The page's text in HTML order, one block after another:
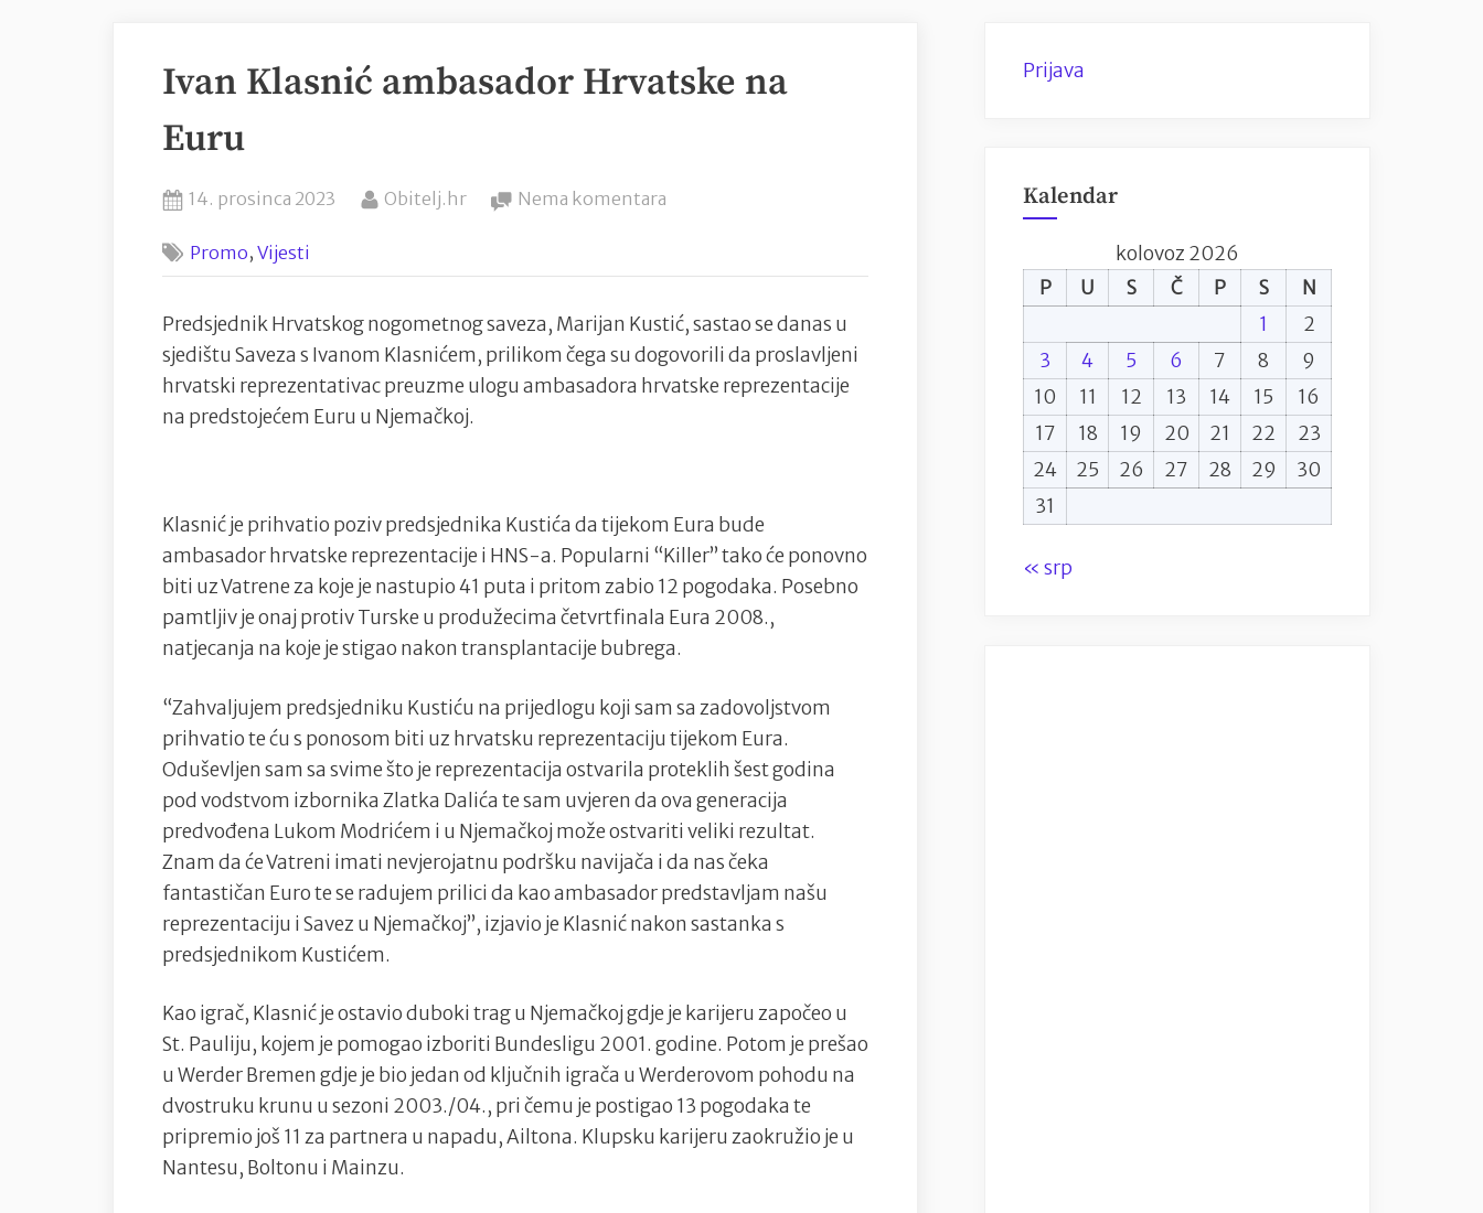
Ivan Klasnić ambasador Hrvatske na
Euru
Posted
14. prosinca 2023 By
Obitelj.hr Nema komentara
Hrvatske
na
Euru
Promo,Vijesti
Predsjednik Hrvatskog nogometnog saveza, Marijan Kustić, sastao se danas u
sjedištu Saveza s Ivanom Klasnićem, prilikom čega su dogovorili da proslavljeni
hrvatski reprezentativac preuzme ulogu ambasadora hrvatske reprezentacije
na predstojećem Euru u Njemačkoj.
Klasnić je prihvatio poziv predsjednika Kustića da tijekom Eura bude
ambasador hrvatske reprezentacije i HNS-a. Popularni “Killer” tako će ponovno
biti uz Vatrene za koje je nastupio 41 puta i pritom zabio 12 pogodaka. Posebno
pamtljiv je onaj protiv Turske u produžecima četvrtfinala Eura 2008.,
natjecanja na koje je stigao nakon transplantacije bubrega.
“Zahvaljujem predsjedniku Kustiću na prijedlogu koji sam sa zadovoljstvom
prihvatio te ću s ponosom biti uz hrvatsku reprezentaciju tijekom Eura.
Oduševljen sam sa svime što je reprezentacija ostvarila proteklih šest godina
pod vodstvom izbornika Zlatka Dalića te sam uvjeren da ova generacija
predvođena Lukom Modrićem i u Njemačkoj može ostvariti veliki rezultat.
Znam da će Vatreni imati nevjerojatnu podršku navijača i da nas čeka
fantastičan Euro te se radujem prilici da kao ambasador predstavljam našu
reprezentaciju i Savez u Njemačkoj”, izjavio je Klasnić nakon sastanka s
predsjednikom Kustićem.
Kao igrač, Klasnić je ostavio duboki trag u Njemačkoj gdje je karijeru započeo u
St. Pauliju, kojem je pomogao izboriti Bundesligu 2001. godine. Potom je prešao
u Werder Bremen gdje je bio jedan od ključnih igrača u Werderovom pohodu na
dvostruku krunu u sezoni 2003./04., pri čemu je postigao 13 pogodaka te
pripremio još 11 za partnera u napadu, Ailtona. Klupsku karijeru zaokružio je u
Nantesu, Boltonu i Mainzu.
Prijava
Kalendar
kolovoz 2026
P
U S Č P S
N
1
2
3
4 5 6 7 8
9
10
11 12 13 14 15
16
17
18 19 20 21 22
23
24
25 26 27 28 29
30
31
« srp